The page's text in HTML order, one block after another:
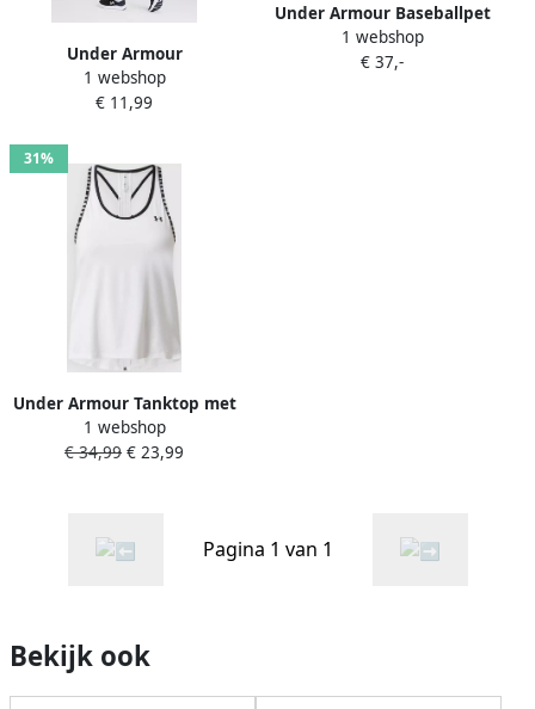
Under Armour
Tennissokken Unisex UA
Perfor ce Tech-Crew-Sokken
1 webshop
€ 11,99
Under Armour Baseballpet
met labelstitching
1 webshop
€ 37,-
31%
Under Armour Tanktop met
labelprint model 'Knockout'
1 webshop
€ 34,99 € 23,99
Pagina 1 van 1
Bekijk ook